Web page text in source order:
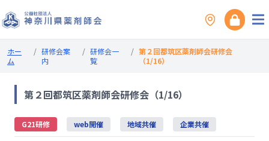
ホー
ム
/ 研修会案
内
/ 研修会一
覧
/ 第２回都筑区薬剤師会研修会
（1/16）
第２回都筑区薬剤師会研修会（1/16）
G21研修 web開催 地域共催 企業共催